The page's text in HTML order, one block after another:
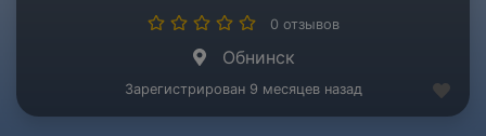
0 отзывов
Обнинск
Зарегистрирован 9 месяцев назад